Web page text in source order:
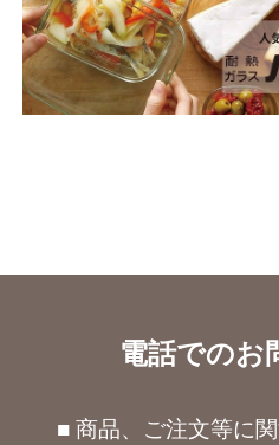
電話でのお
■ 商品、ご注文等に